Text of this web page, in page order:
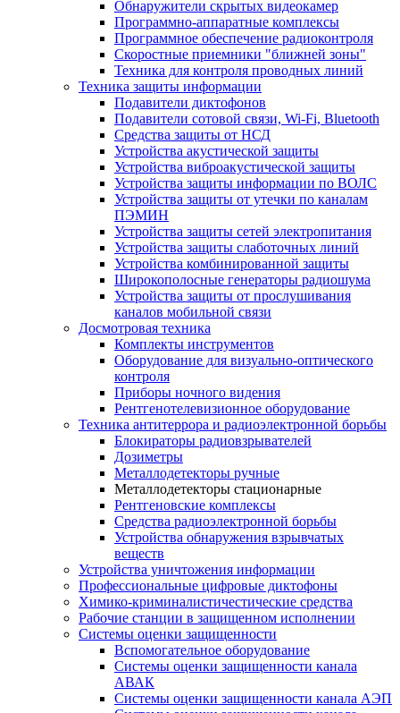
Обнаружители скрытых видеокамер
Программно-аппаратные комплексы
Программное обеспечение радиоконтроля
Скоростные приемники "ближней зоны"
Техника для контроля проводных линий
Техника защиты информации
Подавители диктофонов
Подавители сотовой связи, Wi-Fi, Bluetooth
Средства защиты от НСД
Устройства акустической защиты
Устройства виброакустической защиты
Устройства защиты информации по ВОЛС
Устройства защиты от утечки по каналам
ПЭМИН
Устройства защиты сетей электропитания
Устройства защиты слаботочных линий
Устройства комбинированной защиты
Широкополосные генераторы радиошума
Устройства защиты от прослушивания
каналов мобильной связи
Досмотровая техника
Комплекты инструментов
Оборудование для визуально-оптического
контроля
Приборы ночного видения
Рентгенотелевизионное оборудование
Техника антитеррора и радиоэлектронной борьбы
Блокираторы радиовзрывателей
Дозиметры
Металлодетекторы ручные
Металлодетекторы стационарные
Рентгеновские комплексы
Средства радиоэлектронной борьбы
Устройства обнаружения взрывчатых
веществ
Устройства уничтожения информации
Профессиональные цифровые диктофоны
Химико-криминалистичестические средства
Рабочие станции в защищенном исполнении
Системы оценки защищенности
Вспомогательное оборудование
Системы оценки защищенности канала
АВАК
Системы оценки защищенности канала АЭП